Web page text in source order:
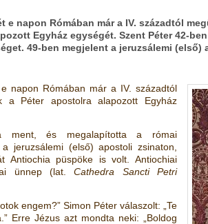
e napon Rómában már a IV. századtól
Egyház egységét. Szent Péter 42-
49-ben megjelent a jeruzsálemi (első)
napon Rómában már a IV. századtól
a Péter apostolra alapozott Egyház
ment, és megalapította a római
jeruzsálemi (első) apostoli zsinaton,
Antiochia püspöke is volt. Antiochiai
ünnep (lat.Cathedra Sancti Petri
engem?” Simon Péter válaszolt: „Te
Erre Jézus azt mondta neki: „Boldog